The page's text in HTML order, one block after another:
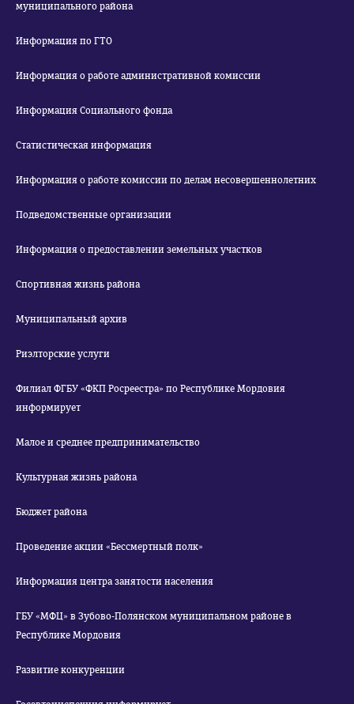
муниципального района
Информация по ГТО
Информация о работе административной комиссии
Информация Социального фонда
Статистическая информация
Информация о работе комиссии по делам несовершеннолетних
Подведомственные организации
Информация о предоставлении земельных участков
Спортивная жизнь района
Муниципальный архив
Риэлторские услуги
Филиал ФГБУ «ФКП Росреестра» по Республике Мордовия
информирует
Малое и среднее предпринимательство
Культурная жизнь района
Бюджет района
Проведение акции «Бессмертный полк»
Информация центра занятости населения
ГБУ «МФЦ» в Зубово-Полянском муниципальном районе в
Республике Мордовия
Развитие конкуренции